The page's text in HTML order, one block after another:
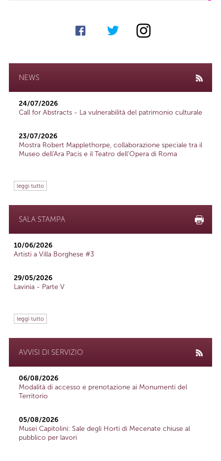
NEWS
24/07/2026
Call for Abstracts - La vulnerabilità del patrimonio culturale
23/07/2026
Mostra Robert Mapplethorpe, collaborazione speciale tra il
Museo dell'Ara Pacis e il Teatro dell'Opera di Roma
leggi tutto
SALA STAMPA
10/06/2026
Artisti a Villa Borghese #3
29/05/2026
Lavinia - Parte V
leggi tutto
AVVISI DI SERVIZIO
06/08/2026
Modalità di accesso e prenotazione ai Monumenti del
Territorio
05/08/2026
Musei Capitolini: Sale degli Horti di Mecenate chiuse al
pubblico per lavori